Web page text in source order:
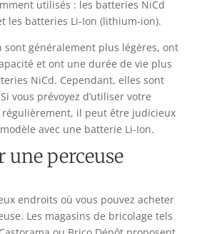
utilisés : les batteries NiCd
les batteries Li-Ion (lithium-ion).
sont généralement plus légères, ont
et ont une durée de vie plus
NiCd. Cependant, elles sont
vous prévoyez d’utiliser votre
régulièrement, il peut être judicieux
avec une batterie Li-Ion.
une perceuse
endroits où vous pouvez acheter
Les magasins de bricolage tels